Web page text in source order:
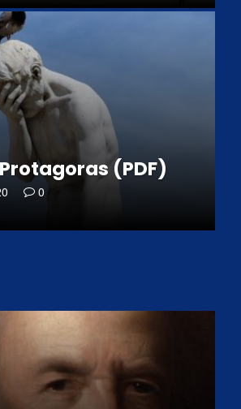
(PDF)
0